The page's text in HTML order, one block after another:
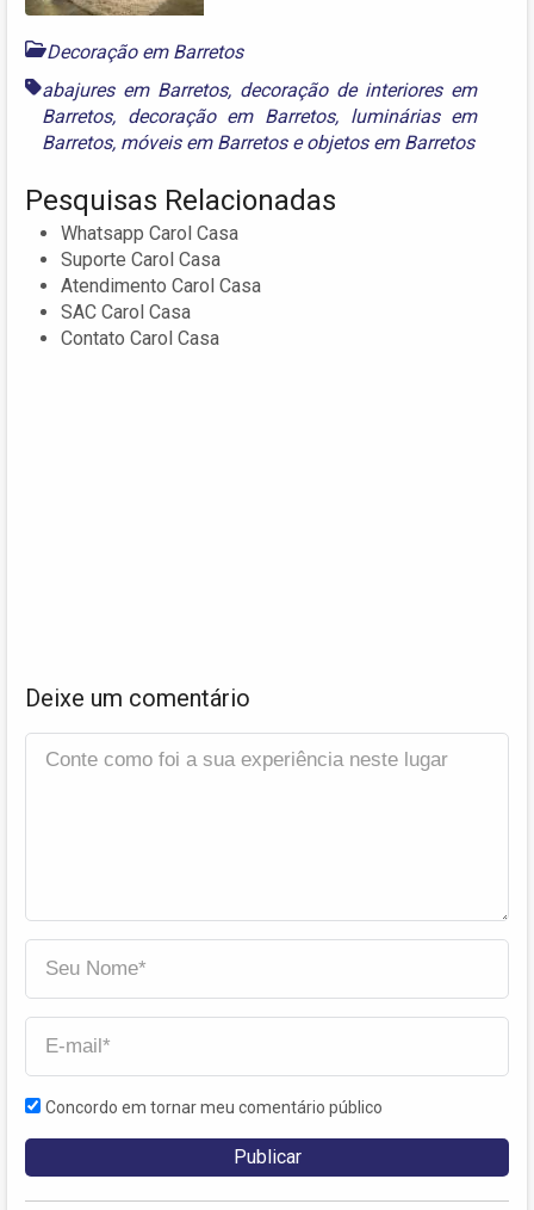
Decoração em Barretos
abajures em Barretos, decoração de interiores em
Barretos, decoração em Barretos, luminárias em
Barretos, móveis em Barretoseobjetos em Barretos
Pesquisas Relacionadas
Whatsapp Carol Casa
Suporte Carol Casa
Atendimento Carol Casa
SAC Carol Casa
Contato Carol Casa
Deixe um comentário
Concordo em tornar meu comentário público